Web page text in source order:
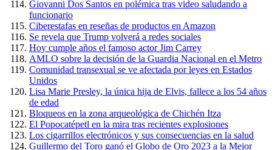
Giovanni Dos Santos en polémica tras video saludando a
funcionario
Ciberestafas en reseñas de productos en Amazon
Se revela que Trump volverá a redes sociales
Hoy cumple años el famoso actor Jim Carrey
AMLO sobre la decisión de la Guardia Nacional en el Metro
Comunidad transexual se ve afectada por leyes en Estados
Unidos
Lisa Marie Presley, la única hija de Elvis, fallece a los 54 años
de edad
Bloqueos en la zona arqueológica de Chichén Itza
El Popocatépetl en la mira tras recientes explosiones
Los cigarrillos electrónicos y sus consecuencias en la salud
Guillermo del Toro ganó el Globo de Oro 2023 a la Mejor